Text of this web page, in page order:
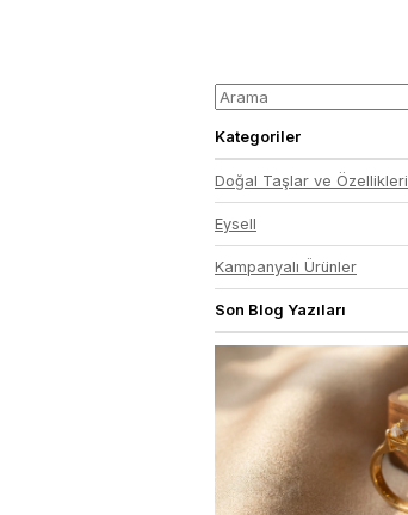
Kategoriler
Doğal Taşlar ve Özellikleri
Eysell
Kampanyalı Ürünler
Son Blog Yazıları